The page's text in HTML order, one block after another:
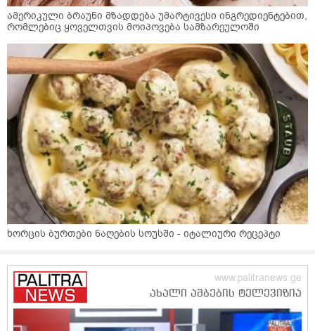
ამერიკული ბრაუნი მზადდება უმარტივესი ინგრედიენტებით,
რომლებიც ყოველთვის მოიპოვება სამზარეულოში
ხორცის ბურთები ნაღების სოუსში - იტალიური რეცეპტი